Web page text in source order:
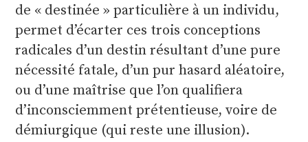
de « destinée » particulière à un individu,
permet d’écarter ces trois conceptions
radicales d’un destin résultant d’une pure
nécessité fatale, d’un pur hasard aléatoire,
ou d’une maîtrise que l’on qualifiera
d’inconsciemment prétentieuse, voire de
démiurgique (qui reste une illusion).